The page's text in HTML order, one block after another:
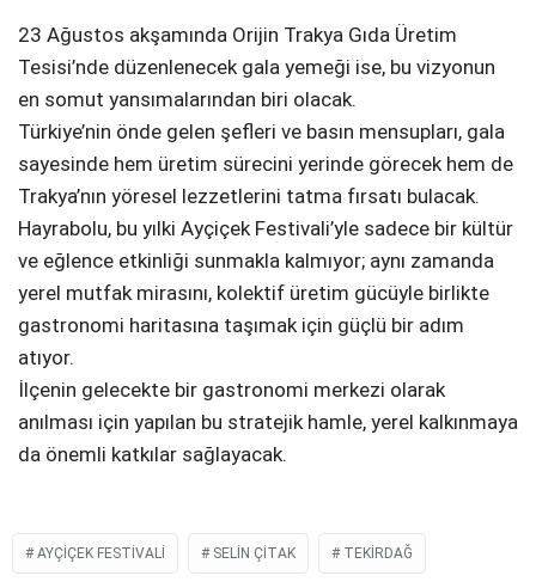
23 Ağustos akşamında Orijin Trakya Gıda Üretim
Tesisi’nde düzenlenecek gala yemeği ise, bu vizyonun
en somut yansımalarından biri olacak.
Türkiye’nin önde gelen şefleri ve basın mensupları, gala
sayesinde hem üretim sürecini yerinde görecek hem de
Trakya’nın yöresel lezzetlerini tatma fırsatı bulacak.
Hayrabolu, bu yılki Ayçiçek Festivali’yle sadece bir kültür
ve eğlence etkinliği sunmakla kalmıyor; aynı zamanda
yerel mutfak mirasını, kolektif üretim gücüyle birlikte
gastronomi haritasına taşımak için güçlü bir adım
atıyor.
İlçenin gelecekte bir gastronomi merkezi olarak
anılması için yapılan bu stratejik hamle, yerel kalkınmaya
da önemli katkılar sağlayacak.
AYÇIÇEK FESTIVALI SELIN ÇITAK TEKIRDAĞ